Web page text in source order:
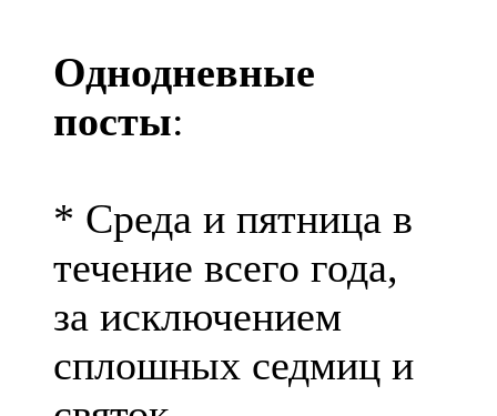
Однодневные
посты:
* Среда и пятница в
течение всего года,
за исключением
сплошных седмиц и